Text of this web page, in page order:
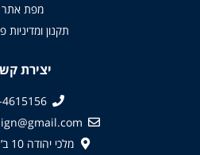
מפת אתר
תקנון ומדיניות
יצירת
מלכי יהודה 10 ב’ זיכרון יעקב